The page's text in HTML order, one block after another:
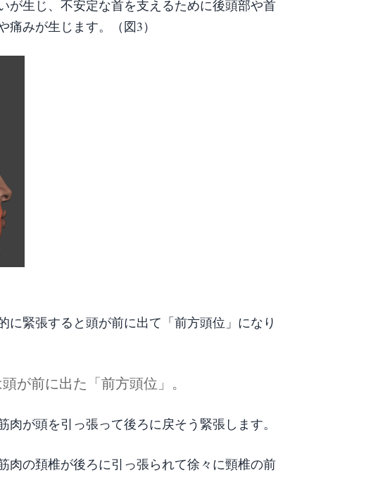
が生じ、不安定な首を支えるために後頭部や首
みが生じます。（図3）
に緊張すると頭が前に出て「前方頭位」になり
が前に出た「前方頭位」。
が頭を引っ張って後ろに戻そう緊張します。
肉の頚椎が後ろに引っ張られて徐々に頸椎の前